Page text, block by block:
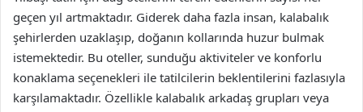
geçen yıl artmaktadır. Giderek daha fazla insan, kalabalık
şehirlerden uzaklaşıp, doğanın kollarında huzur bulmak
istemektedir. Bu oteller, sunduğu aktiviteler ve konforlu
konaklama seçenekleri ile tatilcilerin beklentilerini fazlasıyla
karşılamaktadır. Özellikle kalabalık arkadaş grupları veya